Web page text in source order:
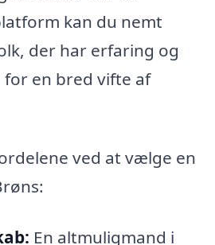
kan du nemt
der har erfaring og
en bred vifte af
ved at vælge en
En altmuligmand i